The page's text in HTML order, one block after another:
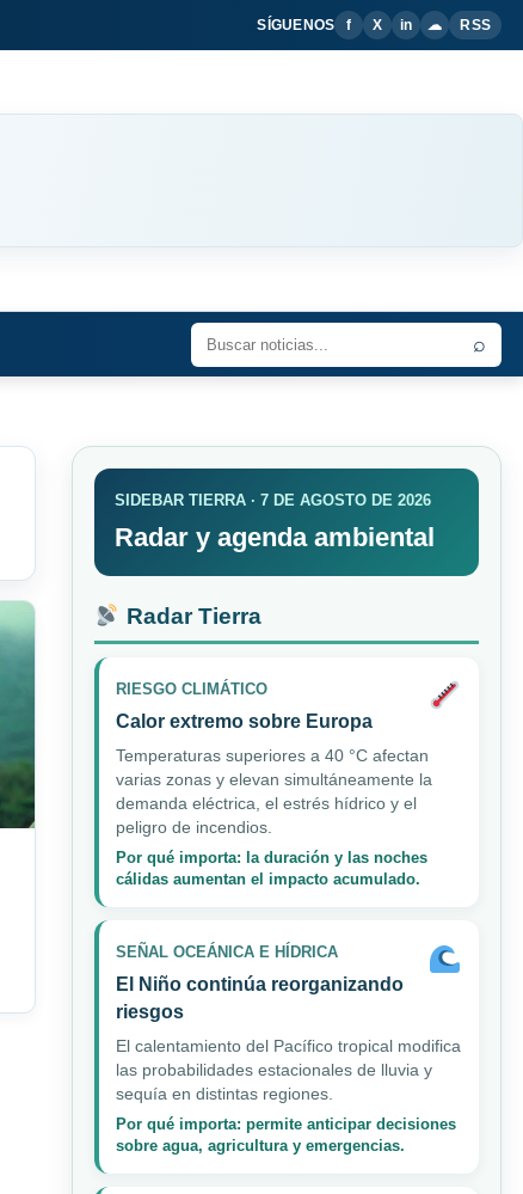
SÍGUENOS f X in ☁ RSS
⌕
SIDEBAR TIERRA · 7 DE AGOSTO DE 2026
Radar y agenda ambiental
Radar Tierra
RIESGO CLIMÁTICO
Calor extremo sobre Europa
Temperaturas superiores a 40 °C afectan
varias zonas y elevan simultáneamente la
demanda eléctrica, el estrés hídrico y el
peligro de incendios.
Por qué importa: la duración y las noches
cálidas aumentan el impacto acumulado.
SEÑAL OCEÁNICA E HÍDRICA
El Niño continúa reorganizando
riesgos
El calentamiento del Pacífico tropical modifica
las probabilidades estacionales de lluvia y
sequía en distintas regiones.
Por qué importa: permite anticipar decisiones
sobre agua, agricultura y emergencias.